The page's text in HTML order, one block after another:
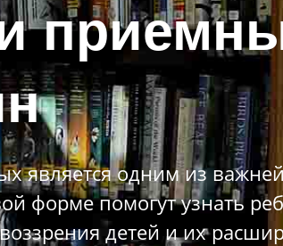
является одним из
форме помогут узнать
детей и их